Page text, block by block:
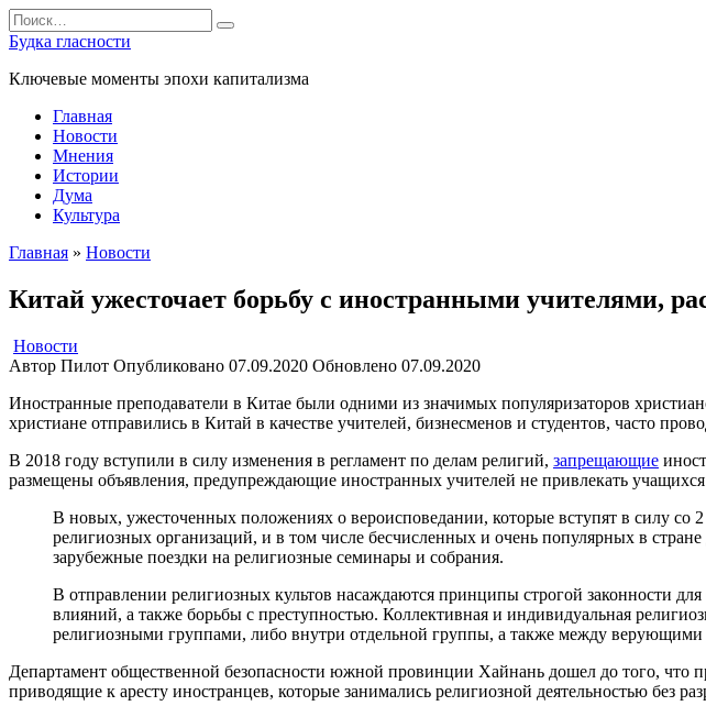
Перейти
к
содержанию
Search
for:
Будка гласности
Ключевые моменты эпохи капитализма
Главная
Новости
Мнения
Истории
Дума
Культура
Главная » Новости
Китай ужесточает борьбу с иностранными учителями,
Новости
Автор Пилот Опубликовано 07.09.2020 Обновлено 07.09.2020
Иностранные преподаватели в Китае были одними из значимых популяризаторов
христиане отправились в Китай в качестве учителей, бизнесменов и студентов, часто
В 2018 году вступили в силу изменения в регламент по делам религий, запрещающие
размещены объявления, предупреждающие иностранных учителей не привлекать учащихся
В новых, ужесточенных положениях о вероисповедании, которые вступят в силу со
религиозных организаций, и в том числе бесчисленных и очень популярных в
зарубежные поездки на религиозные семинары и собрания.
В отправлении религиозных культов насаждаются принципы строгой законности
влияний, а также борьбы с преступностью. Коллективная и индивидуальная
религиозными группами, либо внутри отдельной группы, а также между
Департамент общественной безопасности южной провинции Хайнань дошел до того,
приводящие к аресту иностранцев, которые занимались религиозной деятельностью без